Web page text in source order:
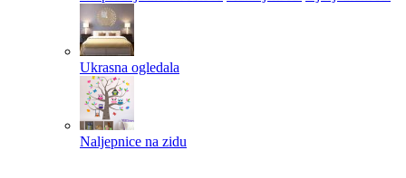
Ukrasna ogledala
Naljepnice na zidu